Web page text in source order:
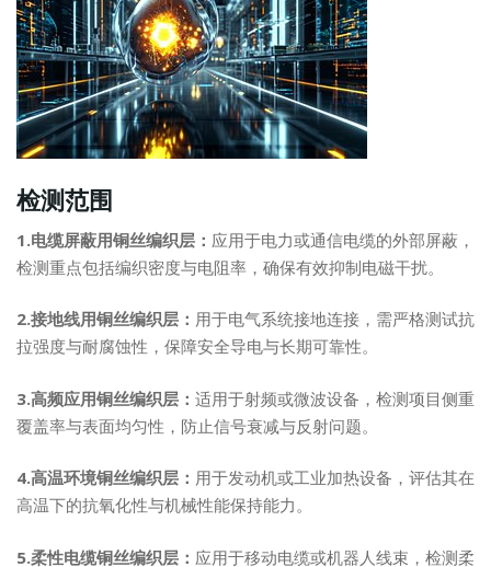
检测范围
1.电缆屏蔽用铜丝编织层： 应用于电力或通信电缆的外部屏蔽，
检测重点包括编织密度与电阻率，确保有效抑制电磁干扰。
2.接地线用铜丝编织层： 用于电气系统接地连接，需严格测试抗
拉强度与耐腐蚀性，保障安全导电与长期可靠性。
3.高频应用铜丝编织层： 适用于射频或微波设备，检测项目侧重
覆盖率与表面均匀性，防止信号衰减与反射问题。
4.高温环境铜丝编织层： 用于发动机或工业加热设备，评估其在
高温下的抗氧化性与机械性能保持能力。
5.柔性电缆铜丝编织层： 应用于移动电缆或机器人线束，检测柔